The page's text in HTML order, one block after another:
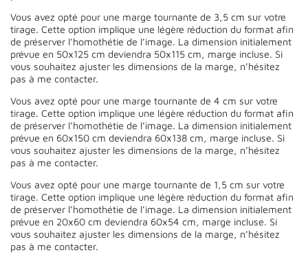
Vous avez opté pour une marge tournante de 3,5 cm sur votre
tirage. Cette option implique une légère réduction du format afin
de préserver l’homothétie de l’image. La dimension initialement
prévue en 50x125 cm deviendra 50x115 cm, marge incluse. Si
vous souhaitez ajuster les dimensions de la marge, n’hésitez
pas à me contacter.
Vous avez opté pour une marge tournante de 4 cm sur votre
tirage. Cette option implique une légère réduction du format afin
de préserver l’homothétie de l’image. La dimension initialement
prévue en 60x150 cm deviendra 60x138 cm, marge incluse. Si
vous souhaitez ajuster les dimensions de la marge, n’hésitez
pas à me contacter.
Vous avez opté pour une marge tournante de 1,5 cm sur votre
tirage. Cette option implique une légère réduction du format afin
de préserver l’homothétie de l’image. La dimension initialement
prévue en 20x60 cm deviendra 60x54 cm, marge incluse. Si
vous souhaitez ajuster les dimensions de la marge, n’hésitez
pas à me contacter.